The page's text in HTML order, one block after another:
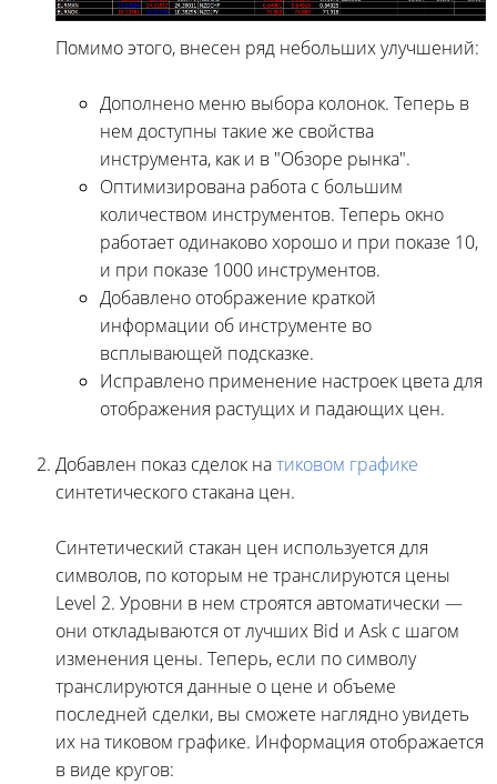
Помимо этого, внесен ряд небольших улучшений:
Дополнено меню выбора колонок. Теперь в
нем доступны такие же свойства
инструмента, как и в "Обзоре рынка".
Оптимизирована работа с большим
количеством инструментов. Теперь окно
работает одинаково хорошо и при показе 10,
и при показе 1000 инструментов.
Добавлено отображение краткой
информации об инструменте во
всплывающей подсказке.
Исправлено применение настроек цвета для
отображения растущих и падающих цен.
Добавлен показ сделок натиковом графике
синтетического стакана цен.
Синтетический стакан цен используется для
символов, по которым не транслируются цены
Level 2. Уровни в нем строятся автоматически —
они откладываются от лучших Bid и Ask с шагом
изменения цены. Теперь, если по символу
транслируются данные о цене и объеме
последней сделки, вы сможете наглядно увидеть
их на тиковом графике. Информация отображается
в виде кругов: